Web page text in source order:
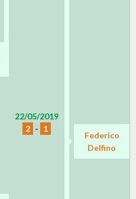
22/05/2019
2 - 1
Federico
Delfino